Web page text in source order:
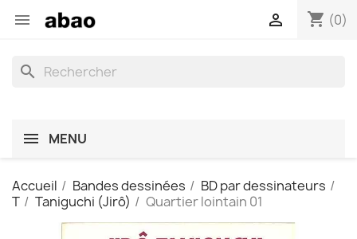
 shopping_cart (0)

search
MENU
Accueil Bandes dessinées
BD par dessinateurs
T
Taniguchi (Jirô) Quartier lointain 01